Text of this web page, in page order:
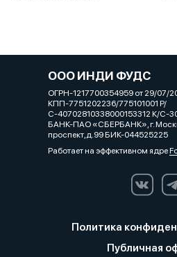
ООО ИНДИ ФУДС
ОГРН-1217700354959 от 29/07/
КПП-7751202236/775101001 Р/
С-40702810338000153312 К/С-
БАНК-ПАО «СБЕРБАНК», г.
проспект,д.99 БИК-044525225
Работает на эффективном ядре
Политика
Публичная